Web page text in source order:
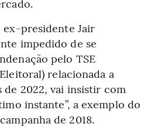
ex-presidente Jair
impedido de se
pelo TSE
relacionada a
de 2022, vai insistir com
instante”, a exemplo do
de 2018.